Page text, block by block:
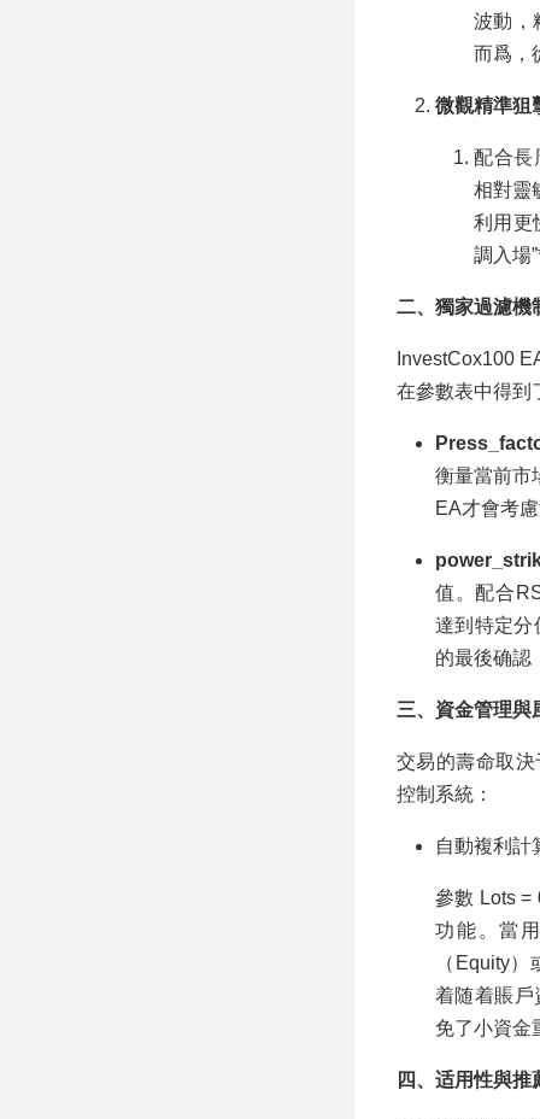
波動，
而爲，
微觀精準狙
配合
相對靈
利用更
調入場
二、獨家過濾機
InvestCox100
在參數表中得到
衡量當前市
EA才會考
值。配合
達到特定分
的最後确認
三、資金管理與
交易的壽命取
控制系統：
自動複利計
參數 Lots =
功能。當
（Equity
着随着賬戶
免了小資金
四、适用性與推